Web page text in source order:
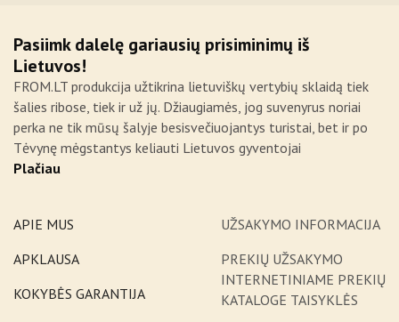
Pasiimk dalelę gariausių prisiminimų iš
Lietuvos!
FROM.LT produkcija užtikrina lietuviškų vertybių sklaidą tiek
šalies ribose, tiek ir už jų. Džiaugiamės, jog suvenyrus noriai
perka ne tik mūsų šalyje besisvečiuojantys turistai, bet ir po
Tėvynę mėgstantys keliauti Lietuvos gyventojai
Plačiau
APIE MUS
APKLAUSA
KOKYBĖS GARANTIJA
UŽSAKYMO INFORMACIJA
PREKIŲ UŽSAKYMO
INTERNETINIAME PREKIŲ
KATALOGE TAISYKLĖS